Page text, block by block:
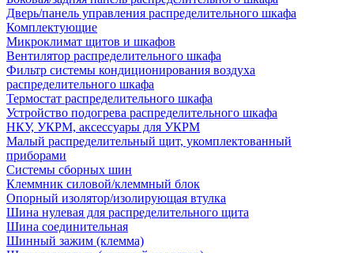
Дверь/панель управления распределительного шкафа
Комплектующие
Микроклимат щитов и шкафов
Вентилятор распределительного шкафа
Фильтр системы кондиционирования воздуха
распределительного шкафа
Термостат распределительного шкафа
Устройство подогрева распределительного шкафа
НКУ, УКРМ, аксессуары для УКРМ
Малый распределительный щит, укомплектованный
приборами
Системы сборных шин
Клеммник силовой/клеммный блок
Опорный изолятор/изолирующая втулка
Шина нулевая для распределительного щита
Шина соединительная
Шинный зажим (клемма)